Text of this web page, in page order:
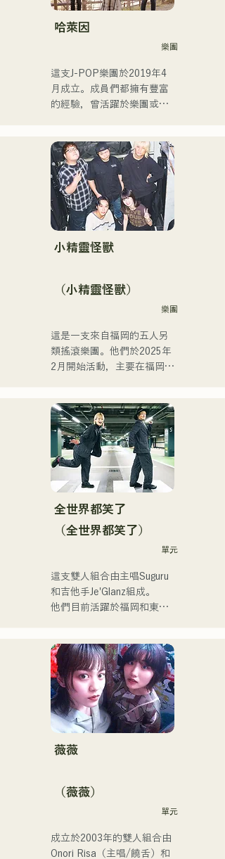
包括為寶礦力水特電視廣告
作曲、在富士電視台
出演搖滾音樂劇。
2017年起，她回到福岡，除
了自己的工作之外，還活躍
她擁有高亢的嗓音和出眾的
演唱實力，是一位引領下一
代的創作歌手。
哈萊因
樂團
這支J-POP樂團於2019年4
月成立。成員們都擁有豐富
的經驗，曾活躍於樂團或擔
樂團。 CHiKa清澈的嗓音、
樸實的歌詞和懷舊的旋律贏
得了不同年齡層觀眾的支
持。成員們充分發揮各自的
個性，打造出溫柔溫暖的音
樂。
目前，他們主要在福岡等地
媒體上發布和直播影片。
小精靈怪獸
（小精靈怪獸）
樂團
這是一支來自福岡的五人另
類搖滾樂團。他們於2025年
2月開始活動，主要在福岡縣
共鳴，配上朗朗上口的吉他
旋律，旨在創造一種能夠銘
刻在聽眾心中的音樂。
全世界都笑了
（全世界都笑了）
單元
這支雙人組合由主唱Suguru
和吉他手Je'Glanz組成。
他們目前活躍於福岡和東
他們的社群媒體瀏覽量超過
350萬，粉絲超過11.9萬！
他們也被選中代表J:COM福
岡、熊本和下關，演唱2024
年第106屆全日本高中棒球
錦標賽的主題曲，成為一支
值得關注的組合。
薇薇
（薇薇）
單元
成立於2003年的雙人組合由
Onori Risa（主唱/饒舌）和